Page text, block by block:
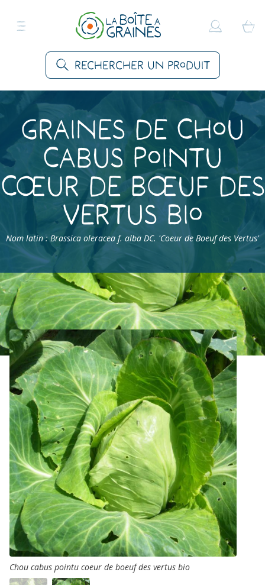
Rechercher un produit
Graines de Chou
Cabus Pointu
Cœur de Bœuf des
Vertus Bio
Nom latin : Brassica oleracea f. alba DC. 'Coeur de Boeuf des Vertus'
Accueil > Produits > Graines Légumes > Choux > Chou
Cabus Pointu Cœur de Bœuf des Vertus Bio
Chou cabus pointu coeur de boeuf des vertus bio